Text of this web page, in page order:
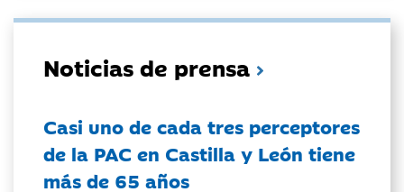
Noticias de prensa
Casi uno de cada tres perceptores
de la PAC en Castilla y León tiene
más de 65 años